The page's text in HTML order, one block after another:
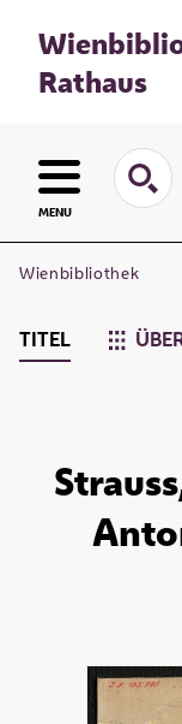
Rathaus
MENU
Wienbibliothek
TITEL